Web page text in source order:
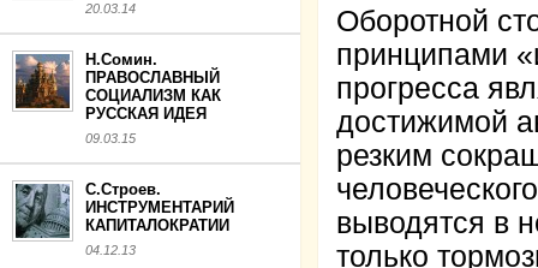
20.03.14
Н.Сомин.
ПРАВОСЛАВНЫЙ
СОЦИАЛИЗМ КАК
РУССКАЯ ИДЕЯ
09.03.15
С.Строев.
ИНСТРУМЕНТАРИЙ
КАПИТАЛОКРАТИИ
04.12.13
Оборотной
принципами
прогресса
достижимой
резким
выводятся в
только